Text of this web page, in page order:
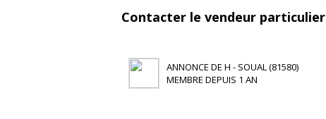
Contacter le vendeur particulier
ANNONCE DE H - SOUAL (81580)
MEMBRE DEPUIS 1 AN